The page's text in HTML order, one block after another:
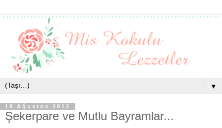
▼
18 Ağustos 2012
Şekerpare ve Mutlu Bayramlar...